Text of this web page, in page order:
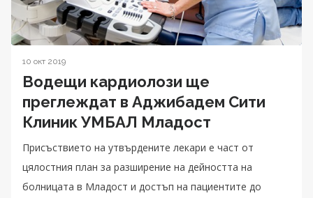
10 окт 2019
Водещи кардиолози ще
преглеждат в Аджибадем Сити
Клиник УМБАЛ Младост
Присъствието на утвърдените лекари е част от
цялостния план за разширение на дейността на
болницата в Младост и достъп на пациентите до